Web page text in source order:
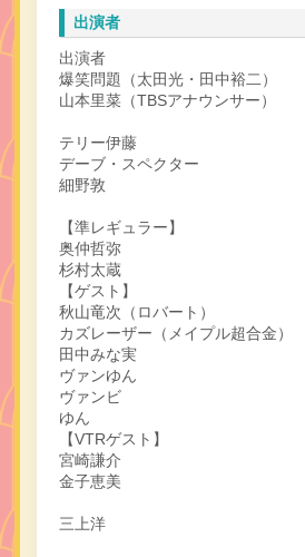
出演者
出演者
爆笑問題（太田光・田中裕二）
山本里菜（TBSアナウンサー）
テリー伊藤
デーブ・スペクター
細野敦
【準レギュラー】
奥仲哲弥
杉村太蔵
【ゲスト】
秋山竜次（ロバート）
カズレーザー（メイプル超合金）
田中みな実
ヴァンゆん
ヴァンビ
ゆん
【VTRゲスト】
宮崎謙介
金子恵美
三上洋